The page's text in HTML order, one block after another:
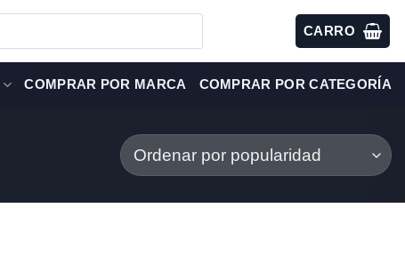
CARRO
COMPRAR POR MARCA COMPRAR POR CATEGORÍA